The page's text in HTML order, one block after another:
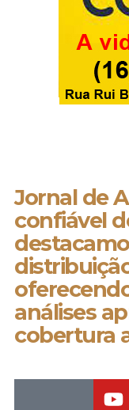
Jornal de
confiável
análises
cobertura